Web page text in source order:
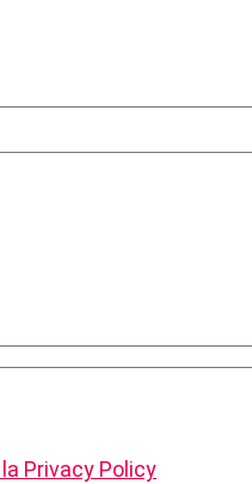
Privacy Policy